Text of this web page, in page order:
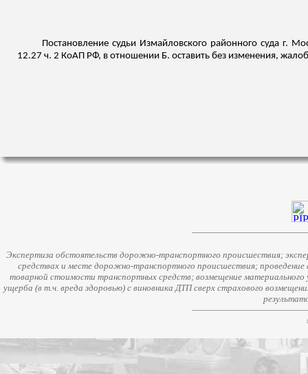
Постановление судьи Измайловского районного суда г.
12.27 ч. 2 КоАП РФ, в отношении Б. оставить без изменения,
Экспертиза обстоятельств дорожно-транспортного происшествия;
средствах и месте дорожно-транспортного происшествия;
товарной стоимости транспортных средств; возмещение
ущерба (в т.ч. вреда здоровью) с виновника ДТП сверх страхового